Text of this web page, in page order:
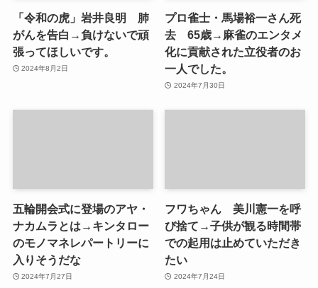
「令和の虎」岩井良明 肺
がんを告白→負けないで頑
張ってほしいです。
2024年8月2日
プロ雀士・馬場裕一さん死
去 65歳→麻雀のエンタメ
化に貢献された立役者のお
一人でした。
2024年7月30日
五輪開会式に登場のアヤ・
ナカムラとは→キンタロー
のモノマネレパートリーに
入りそうだな
2024年7月27日
フワちゃん 美川憲一を呼
び捨て→子供が観る時間帯
での起用は止めていただき
たい
2024年7月24日